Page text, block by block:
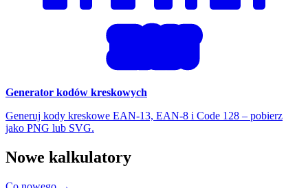
Generator kodów kreskowych
Generuj kody kreskowe EAN-13, EAN-8 i Code 128 – pobierz
jako PNG lub SVG.
Nowe kalkulatory